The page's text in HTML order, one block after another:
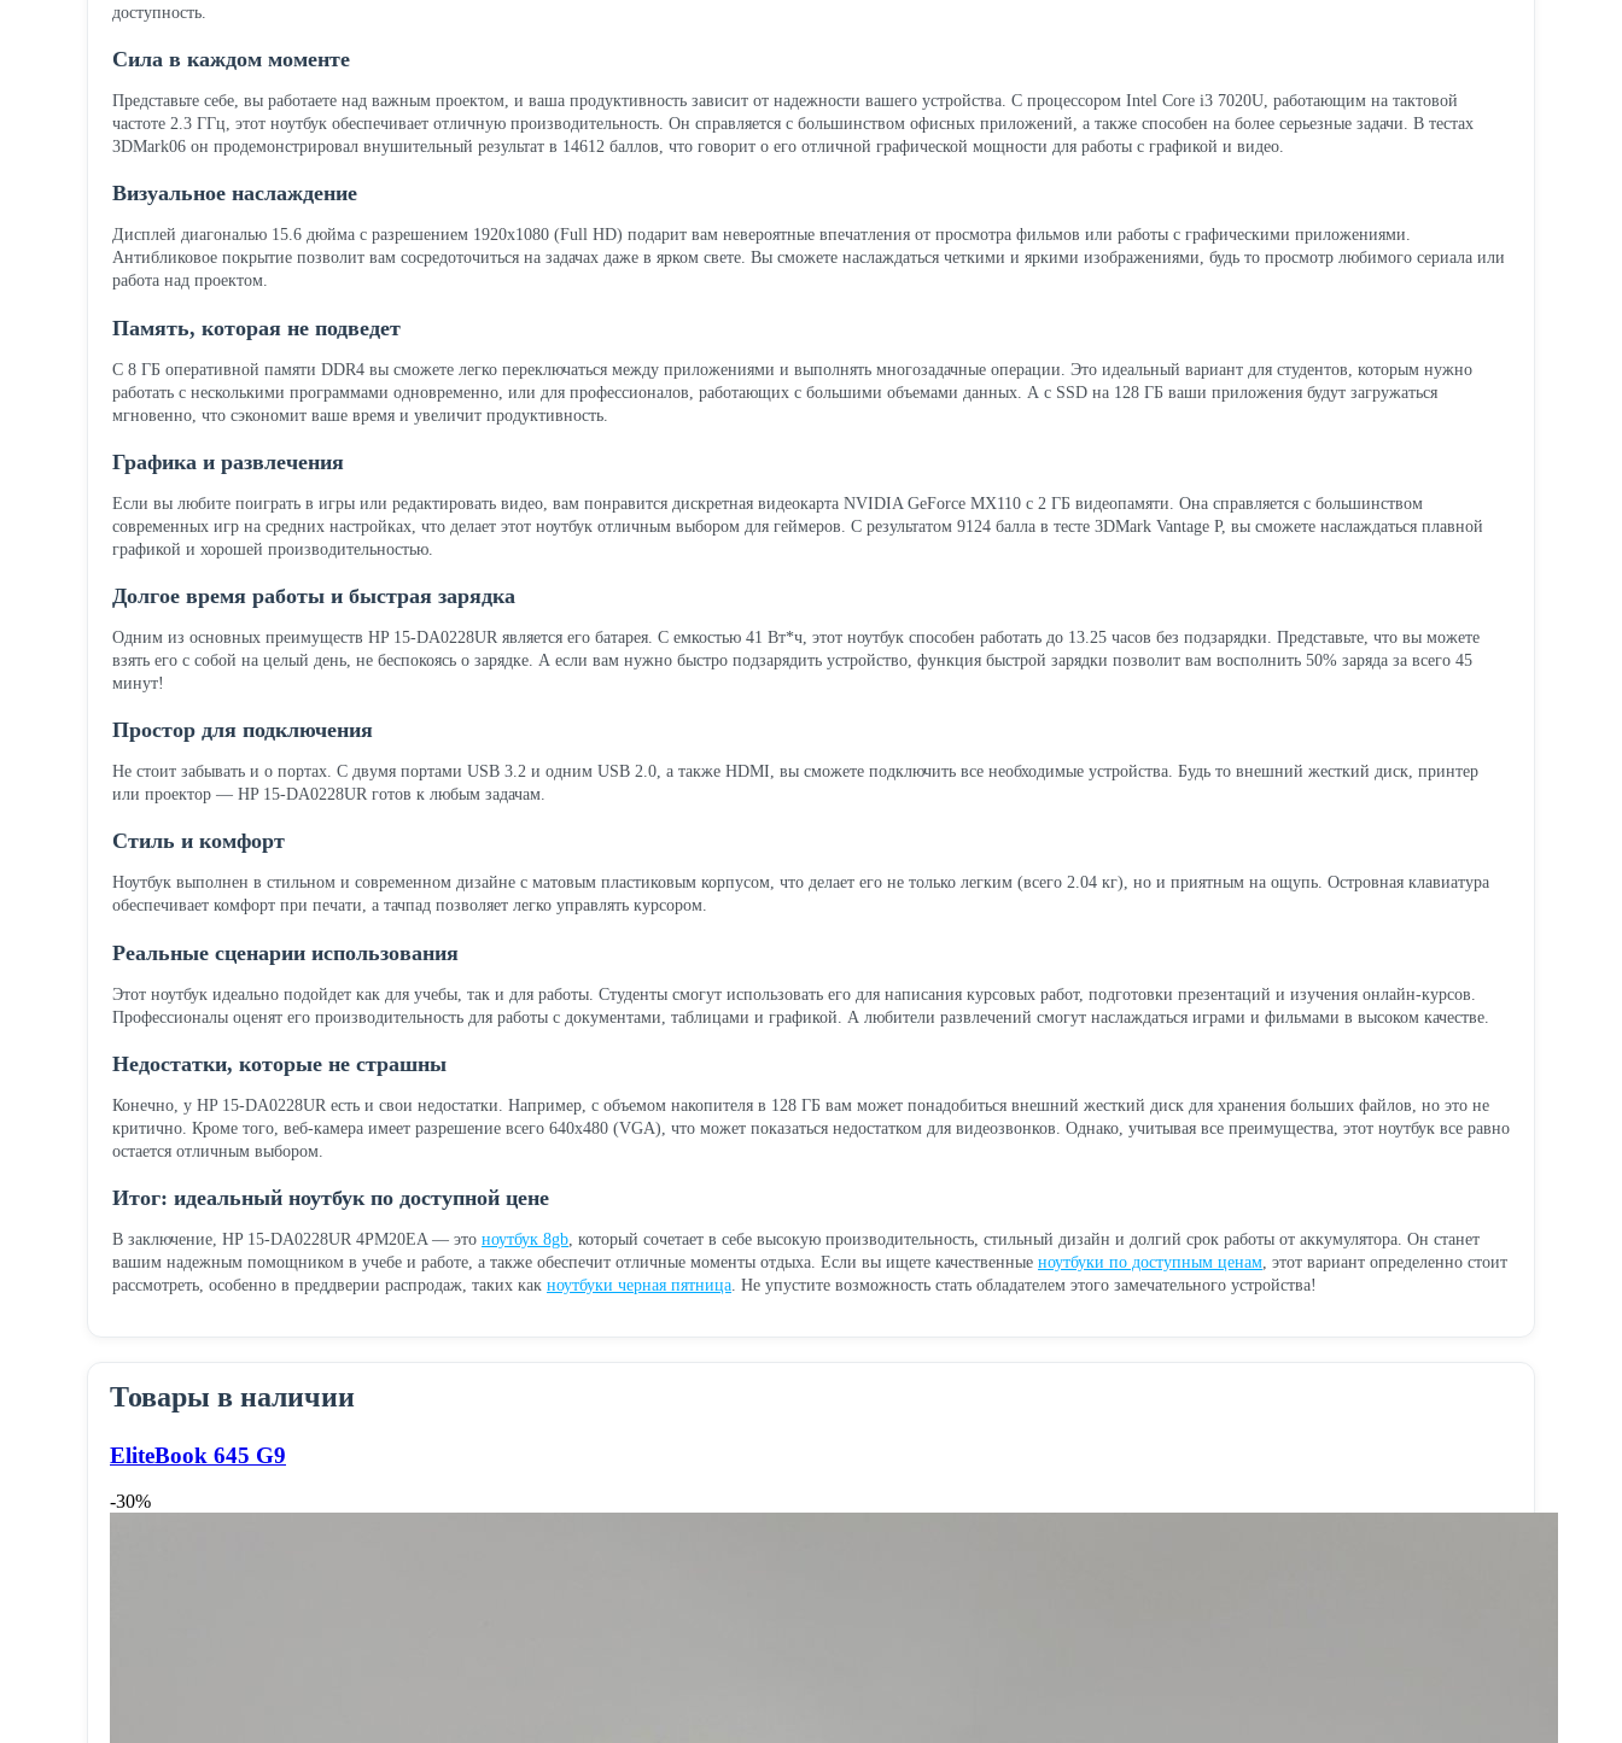
доступность.
Сила в каждом моменте
Представьте себе, вы работаете над важным проектом, и ваша продуктивность зависит от надежности вашего устройства. С процессором Intel Core i3 7020U, работающим на тактовой
частоте 2.3 ГГц, этот ноутбук обеспечивает отличную производительность. Он справляется с большинством офисных приложений, а также способен на более серьезные задачи. В тестах
3DMark06 он продемонстрировал внушительный результат в 14612 баллов, что говорит о его отличной графической мощности для работы с графикой и видео.
Визуальное наслаждение
Дисплей диагональю 15.6 дюйма с разрешением 1920x1080 (Full HD) подарит вам невероятные впечатления от просмотра фильмов или работы с графическими приложениями.
Антибликовое покрытие позволит вам сосредоточиться на задачах даже в ярком свете. Вы сможете наслаждаться четкими и яркими изображениями, будь то просмотр любимого сериала или
работа над проектом.
Память, которая не подведет
С 8 ГБ оперативной памяти DDR4 вы сможете легко переключаться между приложениями и выполнять многозадачные операции. Это идеальный вариант для студентов, которым нужно
работать с несколькими программами одновременно, или для профессионалов, работающих с большими объемами данных. А с SSD на 128 ГБ ваши приложения будут загружаться
мгновенно, что сэкономит ваше время и увеличит продуктивность.
Графика и развлечения
Если вы любите поиграть в игры или редактировать видео, вам понравится дискретная видеокарта NVIDIA GeForce MX110 с 2 ГБ видеопамяти. Она справляется с большинством
современных игр на средних настройках, что делает этот ноутбук отличным выбором для геймеров. С результатом 9124 балла в тесте 3DMark Vantage P, вы сможете наслаждаться плавной
графикой и хорошей производительностью.
Долгое время работы и быстрая зарядка
Одним из основных преимуществ HP 15-DA0228UR является его батарея. С емкостью 41 Вт*ч, этот ноутбук способен работать до 13.25 часов без подзарядки. Представьте, что вы можете
взять его с собой на целый день, не беспокоясь о зарядке. А если вам нужно быстро подзарядить устройство, функция быстрой зарядки позволит вам восполнить 50% заряда за всего 45
минут!
Простор для подключения
Не стоит забывать и о портах. С двумя портами USB 3.2 и одним USB 2.0, а также HDMI, вы сможете подключить все необходимые устройства. Будь то внешний жесткий диск, принтер
или проектор — HP 15-DA0228UR готов к любым задачам.
Стиль и комфорт
Ноутбук выполнен в стильном и современном дизайне с матовым пластиковым корпусом, что делает его не только легким (всего 2.04 кг), но и приятным на ощупь. Островная клавиатура
обеспечивает комфорт при печати, а тачпад позволяет легко управлять курсором.
Реальные сценарии использования
Этот ноутбук идеально подойдет как для учебы, так и для работы. Студенты смогут использовать его для написания курсовых работ, подготовки презентаций и изучения онлайн-курсов.
Профессионалы оценят его производительность для работы с документами, таблицами и графикой. А любители развлечений смогут наслаждаться играми и фильмами в высоком качестве.
Недостатки, которые не страшны
Конечно, у HP 15-DA0228UR есть и свои недостатки. Например, с объемом накопителя в 128 ГБ вам может понадобиться внешний жесткий диск для хранения больших файлов, но это не
критично. Кроме того, веб-камера имеет разрешение всего 640x480 (VGA), что может показаться недостатком для видеозвонков. Однако, учитывая все преимущества, этот ноутбук все равно
остается отличным выбором.
Итог: идеальный ноутбук по доступной цене
В заключение, HP 15-DA0228UR 4PM20EA — это ноутбук 8gb , который сочетает в себе высокую производительность, стильный дизайн и долгий срок работы от аккумулятора. Он станет
вашим надежным помощником в учебе и работе, а также обеспечит отличные моменты отдыха. Если вы ищете качественные ноутбуки по доступным ценам , этот вариант определенно стоит
рассмотреть, особенно в преддверии распродаж, таких как ноутбуки черная пятница . Не упустите возможность стать обладателем этого замечательного устройства!
Товары в наличии
EliteBook 645 G9
-30%